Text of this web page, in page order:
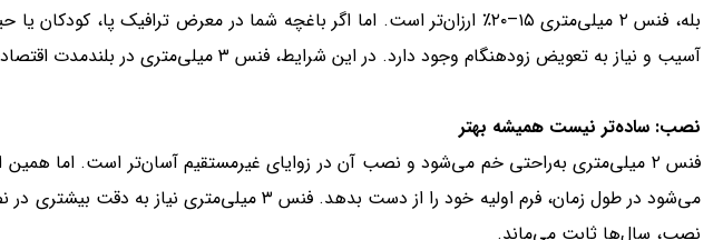
بله، فنس ۲ میلی‌متری ۱۵–۲۰٪ ارزان‌تر است. اما اگر باغچه شما در معرض ترافیک پا،
آسیب و نیاز به تعویض زودهنگام وجود دارد. در این شرایط، فنس ۳ میلی‌متری در بلندمدت اقتصادی‌تر است.
نصب: ساده‌تر نیست همیشه بهتر
فنس ۲ میلی‌متری به‌راحتی خم می‌شود و نصب آن در زوایای غیرمستقیم آسان‌تر است. اما
می‌شود در طول زمان، فرم اولیه خود را از دست بدهد. فنس ۳ میلی‌متری
نصب، سال‌ها ثابت می‌ماند.